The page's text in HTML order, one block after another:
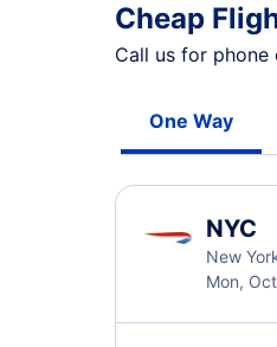
Cheap
Call us for phone
One Way
NYC
New
Mon,